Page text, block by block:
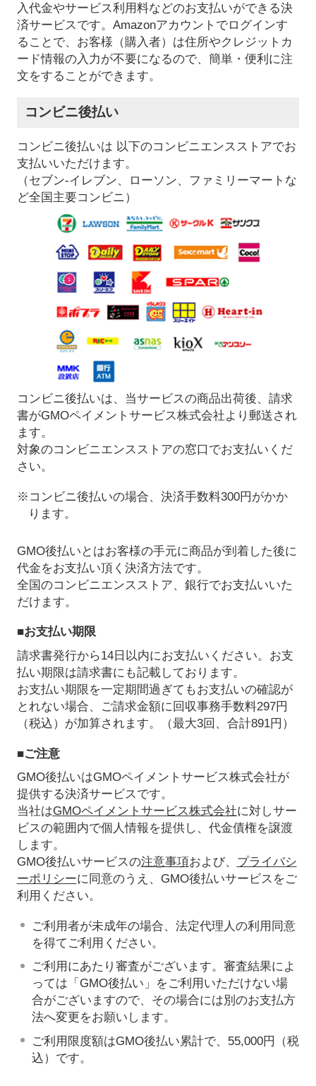
入代金やサービス利用料などのお支払いができる決
済サービスです。Amazonアカウントでログインす
ることで、お客様（購入者）は住所やクレジットカ
ード情報の入力が不要になるので、簡単・便利に注
文をすることができます。
コンビニ後払い
コンビニ後払いは 以下のコンビニエンスストアでお
支払いいただけます。
（セブン-イレブン、ローソン、ファミリーマートな
ど全国主要コンビニ）
コンビニ後払いは、当サービスの商品出荷後、請求
書がGMOペイメントサービス株式会社より郵送され
ます。
対象のコンビニエンスストアの窓口でお支払いくだ
さい。
※コンビニ後払いの場合、決済手数料300円がかか
ります。
GMO後払いとはお客様の手元に商品が到着した後に
代金をお支払い頂く決済方法です。
全国のコンビニエンスストア、銀行でお支払いいた
だけます。
■お支払い期限
請求書発行から14日以内にお支払いください。お支
払い期限は請求書にも記載しております。
お支払い期限を一定期間過ぎてもお支払いの確認が
とれない場合、ご請求金額に回収事務手数料297円
（税込）が加算されます。（最大3回、合計891円）
■ご注意
GMO後払いはGMOペイメントサービス株式会社が
提供する決済サービスです。
当社はGMOペイメントサービス株式会社に対しサー
ビスの範囲内で個人情報を提供し、代金債権を譲渡
します。
GMO後払いサービスの注意事項および、 プライバシ
ーポリシーに同意のうえ、GMO後払いサービスをご
利用ください。
ご利用者が未成年の場合、法定代理人の利用同意
を得てご利用ください。
ご利用にあたり審査がございます。審査結果によ
っては「GMO後払い」をご利用いただけない場
合がございますので、その場合には別のお支払方
法へ変更をお願いします。
ご利用限度額はGMO後払い累計で、55,000円（税
込）です。